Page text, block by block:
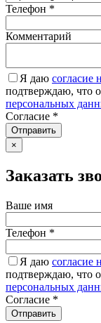
Телефон *
Комментарий
Я даю согласие
подтверждаю, что
персональных
Согласие *
Отправить
×
Заказать
Ваше имя
Телефон *
Я даю согласие
подтверждаю, что
персональных
Согласие *
Отправить